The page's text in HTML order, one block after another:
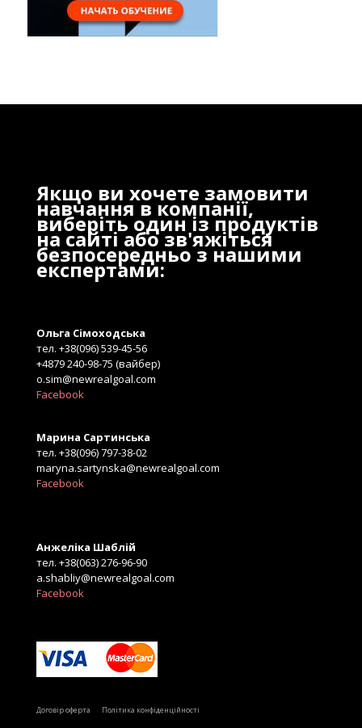
Якщо ви хочете замовити
навчання в компанії,
виберіть один із продуктів
на сайті або зв'яжіться
безпосередньо з нашими
експертами:
Ольга Сімоходська
тел. +38(096) 539-45-56
+4879 240-98-75 (вайбер)
o.sim@newrealgoal.com
Facebook
Марина Сартинська
тел. +38(096) 797-38-02
maryna.sartynska@newrealgoal.com
Facebook
Анжеліка Шаблій
тел. +38(063) 276-96-90
a.shabliy@newrealgoal.com
Facebook
Договір оферта Політика конфіденційності